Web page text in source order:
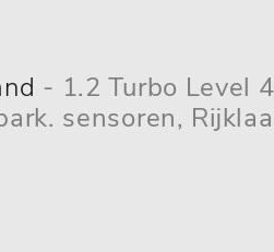
- 1.2 Turbo Level
sensoren,